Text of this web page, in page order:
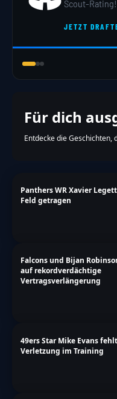
Scout-Rating!
JETZT
Für dich
Entdecke die
Panthers WR Xavier
Feld getragen
Falcons und Bijan
auf rekordverdächtige
Vertragsverlängerung
49ers Star Mike Evans
Verletzung im Training